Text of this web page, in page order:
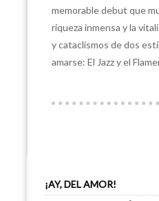
memorable debut que
riqueza inmensa y la
y cataclismos de dos
amarse: El Jazz y el
¡AY, DEL AMOR!